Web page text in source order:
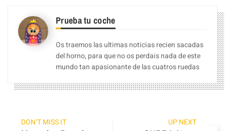
Prueba tu coche
Os traemos las ultimas noticias recien sacadas
del horno, para que no os perdais nada de este
mundo tan apasionante de las cuatros ruedas
DON'T MISS IT UP NEXT